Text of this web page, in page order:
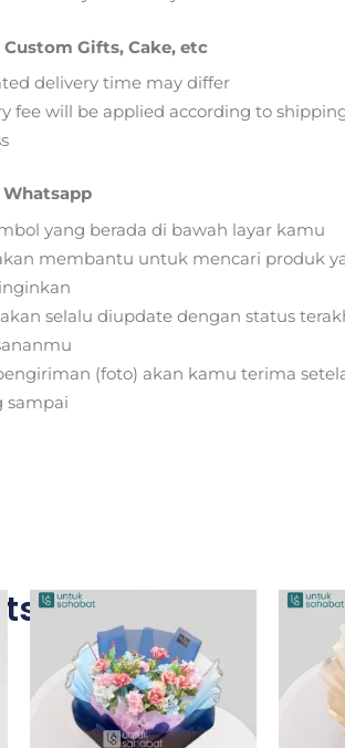
Custom Gifts, Cake, etc
delivery time may differ
fee will be applied according to
Whatsapp
yang berada di bawah layar kamu
membantu untuk mencari produk
selalu diupdate dengan status
(foto) akan kamu terima
sampai